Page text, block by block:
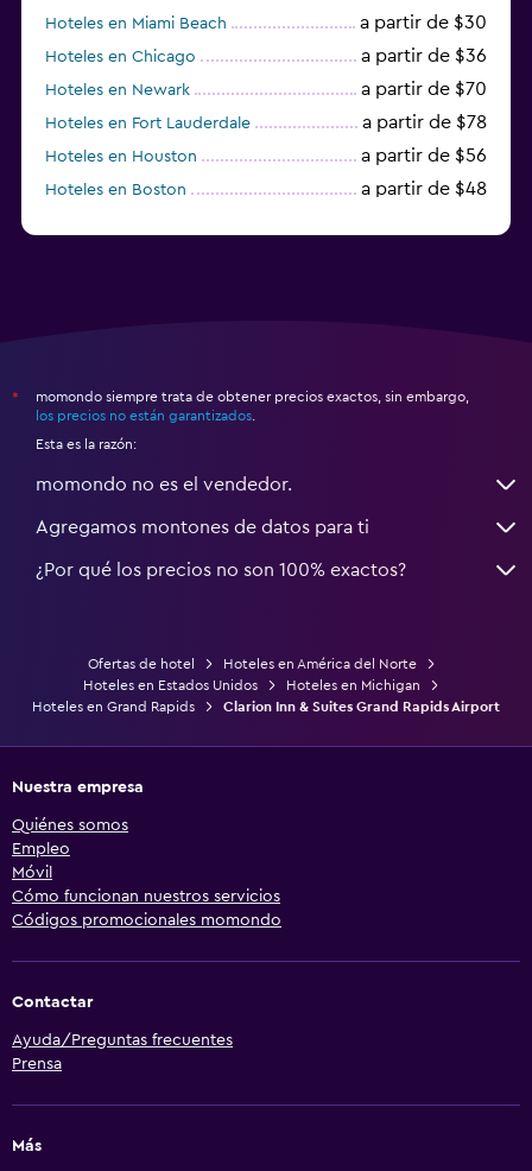
Hoteles en Miami Beach a partir de $30
Hoteles en Chicago a partir de $36
Hoteles en Newark a partir de $70
Hoteles en Fort Lauderdale a partir de $78
Hoteles en Houston a partir de $56
Hoteles en Boston a partir de $48
*
momondo siempre trata de obtener precios exactos, sin embargo,
los precios no están garantizados
Esta es la razón:
momondo no es el vendedor.
Agregamos montones de datos para ti
¿Por qué los precios no son 100% exactos?
Ofertas de hotel
Hoteles en América del Norte
Hoteles en Estados Unidos
Hoteles en Michigan
Hoteles en Grand Rapids
Clarion Inn & Suites Grand Rapids Airport
Nuestra empresa
Quiénes somos
Empleo
Móvil
Cómo funcionan nuestros servicios
Códigos promocionales momondo
Contactar
Ayuda/Preguntas frecuentes
Prensa
Más